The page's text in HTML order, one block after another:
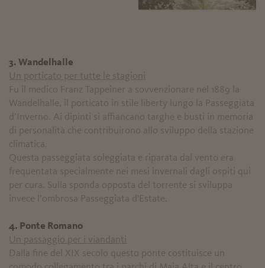
3. Wandelhalle
Un porticato per tutte le stagioni
Fu il medico Franz Tappeiner a sovvenzionare nel 1889 la
Wandelhalle, il porticato in stile liberty lungo la Passeggiata
d’Inverno. Ai dipinti si affiancano targhe e busti in memoria
di personalità che contribuirono allo sviluppo della stazione
climatica.
Questa passeggiata soleggiata e riparata dal vento era
frequentata specialmente nei mesi invernali dagli ospiti qui
per cura. Sulla sponda opposta del torrente si sviluppa
invece l’ombrosa Passeggiata d'Estate.
4. Ponte Romano
Un passaggio per i viandanti
Dalla fine del XIX secolo questo ponte costituisce un